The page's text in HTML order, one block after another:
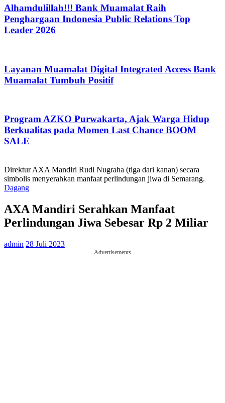
Alhamdulillah!!! Bank Muamalat Raih
Penghargaan Indonesia Public Relations Top
Leader 2026
Layanan Muamalat Digital Integrated Access Bank
Muamalat Tumbuh Positif
Program AZKO Purwakarta, Ajak Warga Hidup
Berkualitas pada Momen Last Chance BOOM
SALE
Direktur AXA Mandiri Rudi Nugraha (tiga dari kanan) secara
simbolis menyerahkan manfaat perlindungan jiwa di Semarang.
Dagang
AXA Mandiri Serahkan Manfaat
Perlindungan Jiwa Sebesar Rp 2 Miliar
admin 28 Juli 2023
Advertisements